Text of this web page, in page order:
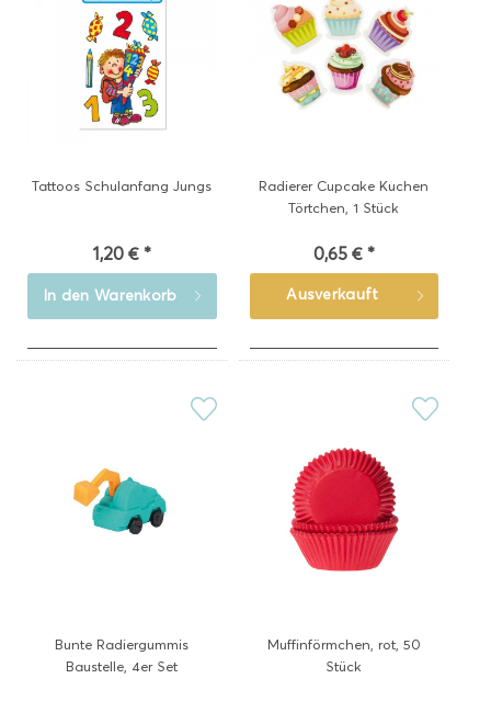
Tattoos Schulanfang Jungs
1,20 € *
In den Warenkorb
Radierer Cupcake Kuchen
Törtchen, 1 Stück
0,65 € *
Ausverkauft
Bunte Radiergummis
Baustelle, 4er Set
Muffinförmchen, rot, 50
Stück